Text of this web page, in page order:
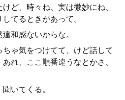
ど、時々ね、実は微妙にね、
てるときがあって。
和感ないからな。
ゃ気をつけてて、けど話して
れ、ここ順番違うなとかさ、
いてくる。